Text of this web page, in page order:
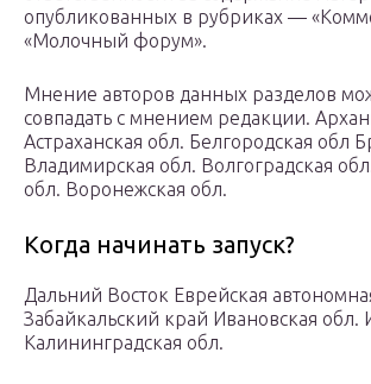
опубликованных в рубриках —
«Молочный форум».
Мнение авторов данных разделов
совпадать с мнением редакции.
Астраханская обл. Белгородская обл
Владимирская обл. Волгоградская
обл. Воронежская обл.
Когда начинать запуск?
Дальний Восток Еврейская
Забайкальский край Ивановская обл.
Калининградская обл.